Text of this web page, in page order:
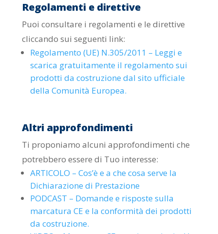
Regolamenti e direttive
Puoi consultare i regolamenti e le direttive
cliccando sui seguenti link:
Regolamento (UE) N.305/2011 – Leggi e
scarica gratuitamente il regolamento sui
prodotti da costruzione dal sito ufficiale
della Comunità Europea.
Altri approfondimenti
Ti proponiamo alcuni approfondimenti che
potrebbero essere di Tuo interesse:
ARTICOLO – Cos’è e a che cosa serve la
Dichiarazione di Prestazione
PODCAST – Domande e risposte sulla
marcatura CE e la conformità dei prodotti
da costruzione.